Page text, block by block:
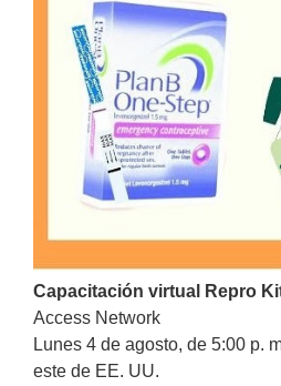
Capacitación virtual Repro
Access Network
Lunes 4 de agosto, de 5:00 p.
este de EE. UU.